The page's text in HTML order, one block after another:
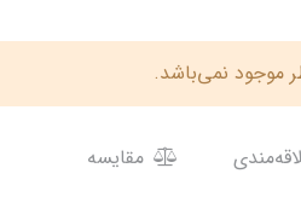
موجود نمی‌باشد.
مقایسه